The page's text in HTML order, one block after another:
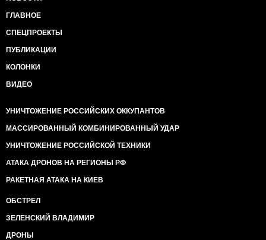
ГЛАВНОЕ
СПЕЦПРОЕКТЫ
ПУБЛИКАЦИИ
КОЛОНКИ
ВИДЕО
УНИЧТОЖЕНИЕ РОССИЙСКИХ ОККУПАНТОВ
МАССИРОВАННЫЙ КОМБИНИРОВАННЫЙ УДАР
УНИЧТОЖЕНИЕ РОССИЙСКОЙ ТЕХНИКИ
АТАКА ДРОНОВ НА РЕГИОНЫ РФ
РАКЕТНАЯ АТАКА НА КИЕВ
ОБСТРЕЛ
ЗЕЛЕНСКИЙ ВЛАДИМИР
ДРОНЫ